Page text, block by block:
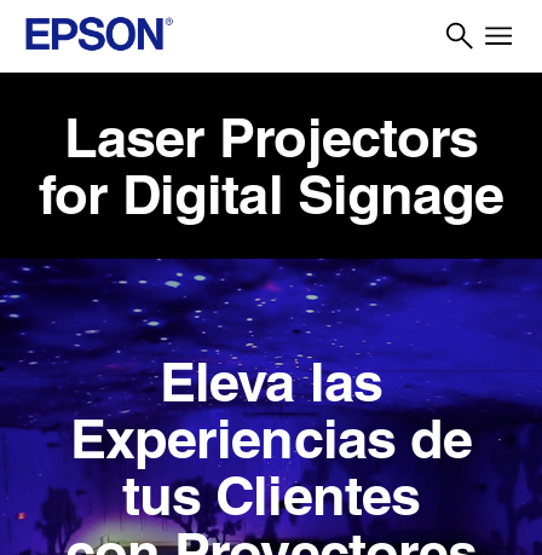
Laser Projectors
for Digital Signage
Eleva las
Experienciasde
tusClientes